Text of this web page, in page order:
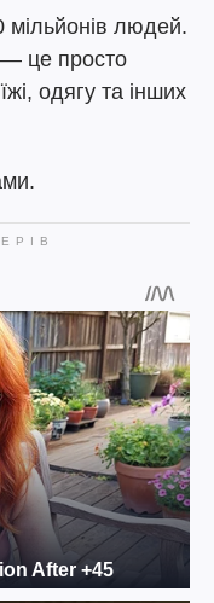
мільйонів людей.
— це просто
одягу та інших